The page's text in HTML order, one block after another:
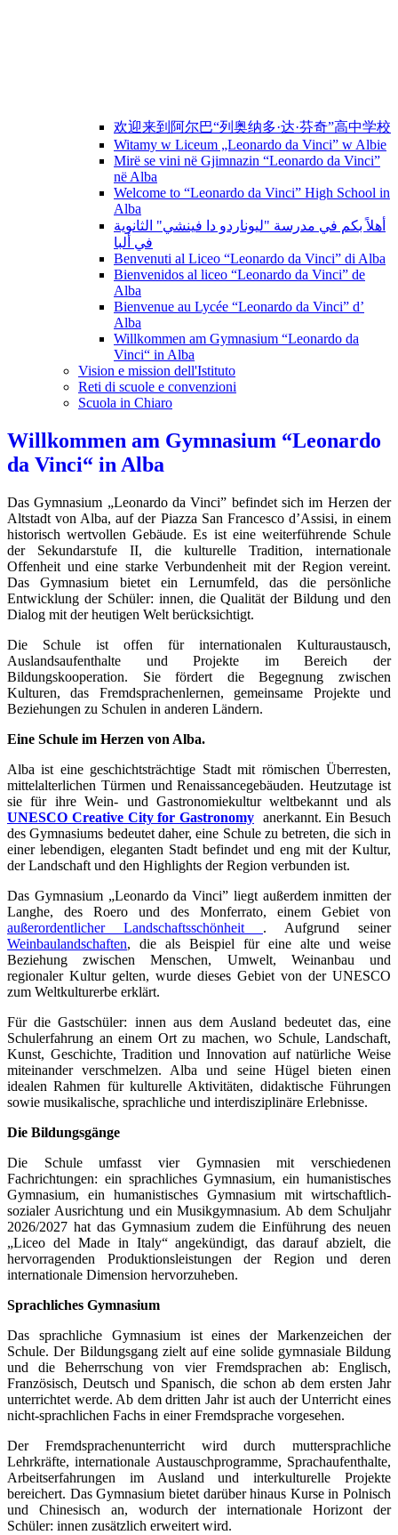
欢迎来到阿尔巴“列奥纳多·达·芬奇”高中学校
Witamy w Liceum „Leonardo da Vinci” w Albie
Mirë se vini në Gjimnazin “Leonardo da Vinci”
në Alba
Welcome to “Leonardo da Vinci” High School in
Alba
أهلاً بكم في مدرسة "ليوناردو دا فينشي" الثانوية
في ألبا
Benvenuti al Liceo “Leonardo da Vinci” di Alba
Bienvenidos al liceo “Leonardo da Vinci” de
Alba
Bienvenue au Lycée “Leonardo da Vinci” d’
Alba
Willkommen am Gymnasium “Leonardo da
Vinci“ in Alba
Vision e mission dell'Istituto
Reti di scuole e convenzioni
Scuola in Chiaro
Willkommen am Gymnasium “Leonardo
da Vinci“ in Alba
Das Gymnasium „Leonardo da Vinci” befindet sich im Herzen der
Altstadt von Alba, auf der Piazza San Francesco d’Assisi, in einem
historisch wertvollen Gebäude. Es ist eine weiterführende Schule
der Sekundarstufe II, die kulturelle Tradition, internationale
Offenheit und eine starke Verbundenheit mit der Region vereint.
Das Gymnasium bietet ein Lernumfeld, das die persönliche
Entwicklung der Schüler: innen, die Qualität der Bildung und den
Dialog mit der heutigen Welt berücksichtigt.
Die Schule ist offen für internationalen Kulturaustausch,
Auslandsaufenthalte und Projekte im Bereich der
Bildungskooperation. Sie fördert die Begegnung zwischen
Kulturen, das Fremdsprachenlernen, gemeinsame Projekte und
Beziehungen zu Schulen in anderen Ländern.
Eine Schule im Herzen von Alba.
Alba ist eine geschichtsträchtige Stadt mit römischen Überresten,
mittelalterlichen Türmen und Renaissancegebäuden. Heutzutage ist
sie für ihre Wein- und Gastronomiekultur weltbekannt und als
UNESCO Creative City for Gastronomy anerkannt. Ein Besuch
des Gymnasiums bedeutet daher, eine Schule zu betreten, die sich in
einer lebendigen, eleganten Stadt befindet und eng mit der Kultur,
der Landschaft und den Highlights der Region verbunden ist.
Das Gymnasium „Leonardo da Vinci” liegt außerdem inmitten der
Langhe, des Roero und des Monferrato, einem Gebiet von
außerordentlicher Landschaftsschönheit . Aufgrund seiner
Weinbaulandschaften, die als Beispiel für eine alte und weise
Beziehung zwischen Menschen, Umwelt, Weinanbau und
regionaler Kultur gelten, wurde dieses Gebiet von der UNESCO
zum Weltkulturerbe erklärt.
Für die Gastschüler: innen aus dem Ausland bedeutet das, eine
Schulerfahrung an einem Ort zu machen, wo Schule, Landschaft,
Kunst, Geschichte, Tradition und Innovation auf natürliche Weise
miteinander verschmelzen. Alba und seine Hügel bieten einen
idealen Rahmen für kulturelle Aktivitäten, didaktische Führungen
sowie musikalische, sprachliche und interdisziplinäre Erlebnisse.
Die Bildungsgänge
Die Schule umfasst vier Gymnasien mit verschiedenen
Fachrichtungen: ein sprachliches Gymnasium, ein humanistisches
Gymnasium, ein humanistisches Gymnasium mit wirtschaftlich-
sozialer Ausrichtung und ein Musikgymnasium. Ab dem Schuljahr
2026/2027 hat das Gymnasium zudem die Einführung des neuen
„Liceo del Made in Italy“ angekündigt, das darauf abzielt, die
hervorragenden Produktionsleistungen der Region und deren
internationale Dimension hervorzuheben.
Sprachliches Gymnasium
Das sprachliche Gymnasium ist eines der Markenzeichen der
Schule. Der Bildungsgang zielt auf eine solide gymnasiale Bildung
und die Beherrschung von vier Fremdsprachen ab: Englisch,
Französisch, Deutsch und Spanisch, die schon ab dem ersten Jahr
unterrichtet werde. Ab dem dritten Jahr ist auch der Unterricht eines
nicht-sprachlichen Fachs in einer Fremdsprache vorgesehen.
Der Fremdsprachenunterricht wird durch muttersprachliche
Lehrkräfte, internationale Austauschprogramme, Sprachaufenthalte,
Arbeitserfahrungen im Ausland und interkulturelle Projekte
bereichert. Das Gymnasium bietet darüber hinaus Kurse in Polnisch
und Chinesisch an, wodurch der internationale Horizont der
Schüler: innen zusätzlich erweitert wird.